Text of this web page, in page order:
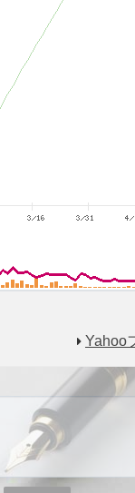
Yahoo